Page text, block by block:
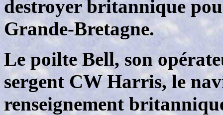
destroyer britannique
Grande-Bretagne.
Le poilte Bell, son
sergent CW Harris, le
renseignement